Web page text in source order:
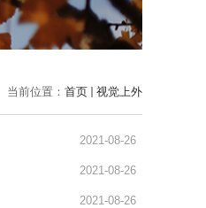
当前位置： 首页 视觉上外
2021-08-26
2021-08-26
2021-08-26